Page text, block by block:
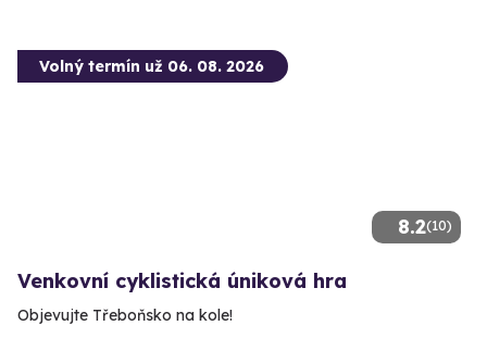
8.2(10)
Volný termín už 06. 08. 2026
Venkovní cyklistická úniková hra
Objevujte Třeboňsko na kole!